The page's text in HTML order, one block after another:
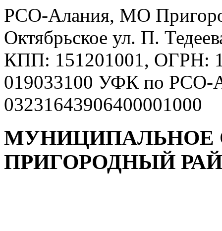
РСО-Алания, МО
Октябрьское ул. П.
КПП: 151201001, ОГРН:
019033100 УФК по РСО-
03231643906400001000
МУНИЦИПАЛЬНОЕ
ПРИГОРОДНЫЙ